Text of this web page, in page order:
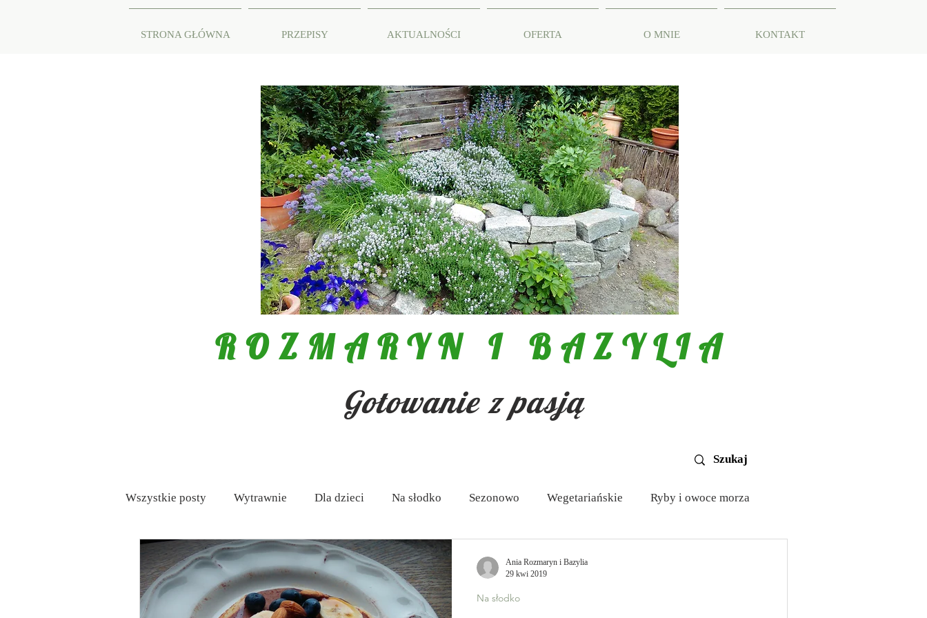
STRONA GŁÓWNA PRZEPISY AKTUALNOŚCI OFERTA O MNIE KONTAKT
ROZMARYN I BAZYLIA
Gotowanie z pasją
Wszystkie posty Wytrawnie Dla dzieci Na słodko Sezonowo Wegetariańskie Ryby i owoce morza
Mięso Porady Tapas / Antipasti Zupy Aktualności
Na słodko
Ania Rozmaryn i Bazylia
29 kwi 2019